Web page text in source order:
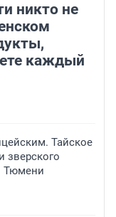
никто не
каждый
Тайское
зверского
Тюмени